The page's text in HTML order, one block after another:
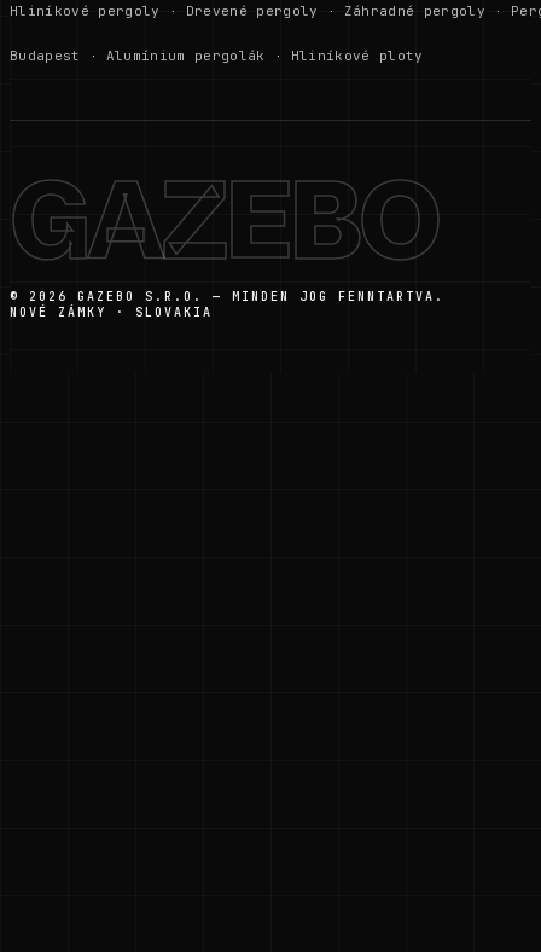
Hliníkové pergoly · Drevené pergoly · Záhradné pergoly ·
Budapest · Alumínium pergolák · Hliníkové ploty
GAZEBO
© 2026 GAZEBO S.R.O. — MINDEN JOG FENNTARTVA.
NOVÉ ZÁMKY · SLOVAKIA